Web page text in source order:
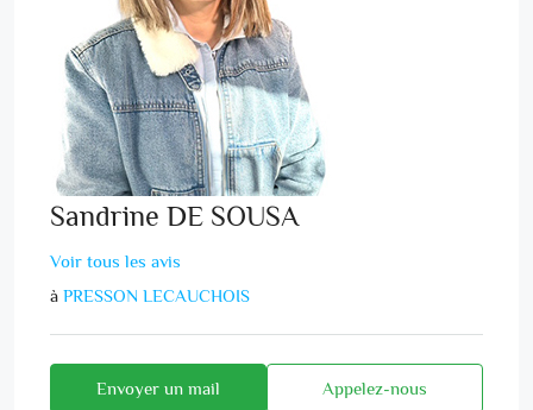
Sandrine DE SOUSA
Voir tous les avis
à PRESSON LECAUCHOIS
Envoyer un mail Appelez-nous